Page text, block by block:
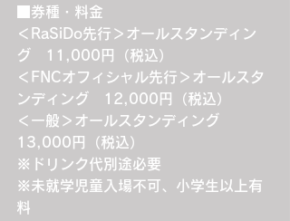
■券種・料金
＜RaSiDo先行＞オールスタンディン
グ　11,000円（税込）
＜FNCオフィシャル先行＞オールスタ
ンディング　12,000円（税込）
＜一般＞オールスタンディング
13,000円（税込）
※ドリンク代別途必要
※未就学児童入場不可、小学生以上有
料